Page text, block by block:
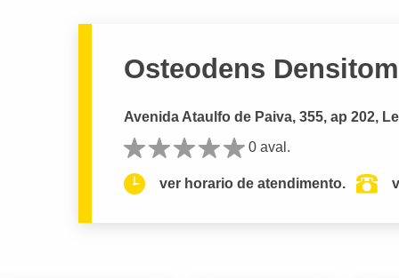
Osteodens
Avenida Ataulfo de Paiva, 355, ap 202,
0 aval.
ver horario de atendimento.